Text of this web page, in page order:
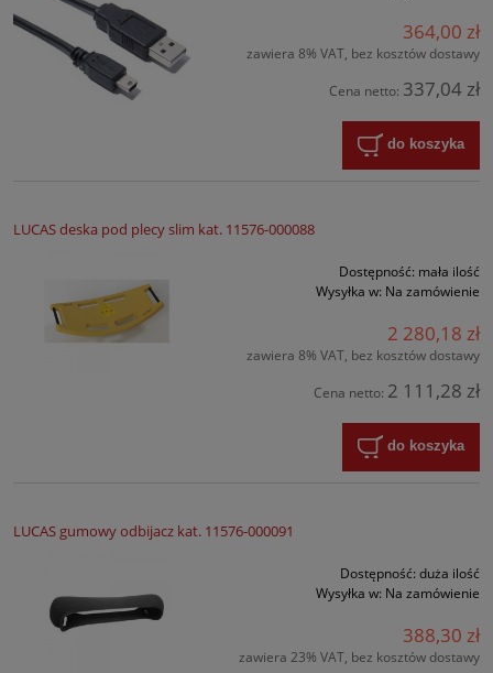
364,00 zł
zawiera 8% VAT, bez kosztów dostawy
Cena netto: 337,04 zł
do koszyka
LUCAS deska pod plecy slim kat. 11576-000088
Dostępność: mała ilość
Wysyłka w: Na zamówienie
2 280,18 zł
zawiera 8% VAT, bez kosztów dostawy
Cena netto: 2 111,28 zł
do koszyka
LUCAS gumowy odbijacz kat. 11576-000091
Dostępność: duża ilość
Wysyłka w: Na zamówienie
388,30 zł
zawiera 23% VAT, bez kosztów dostawy